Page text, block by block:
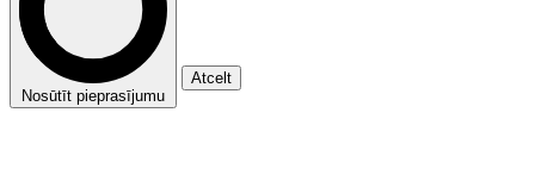
Nosūtīt pieprasījumu
Atcelt